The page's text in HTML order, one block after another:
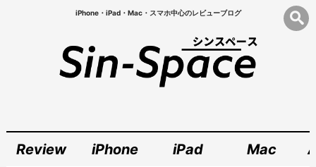
iPhone・iPad・Mac・スマホ中心のレビューブログ
Review iPhone iPad Mac